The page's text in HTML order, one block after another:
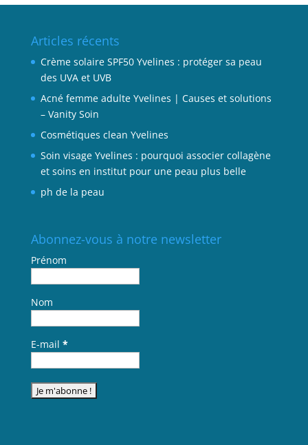
Articles récents
Crème solaire SPF50 Yvelines : protéger sa peau
des UVA et UVB
Acné femme adulte Yvelines | Causes et solutions
– Vanity Soin
Cosmétiques clean Yvelines
Soin visage Yvelines : pourquoi associer collagène
et soins en institut pour une peau plus belle
ph de la peau
Abonnez-vous à notre newsletter
Prénom
Nom
E-mail *